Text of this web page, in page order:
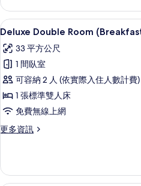
有
相
片
Room
(Breakfast
for
的
詳
情
顯
示
Deluxe
Double
Room
(Breakfast
for
2)
有
17
Deluxe Double Room
33 平方公尺
1 間臥室
可容納 2 人 (依實際入住人數計費)
1 張標準雙人床
免費無線上網
更多資訊
更
Room
(Breakfast